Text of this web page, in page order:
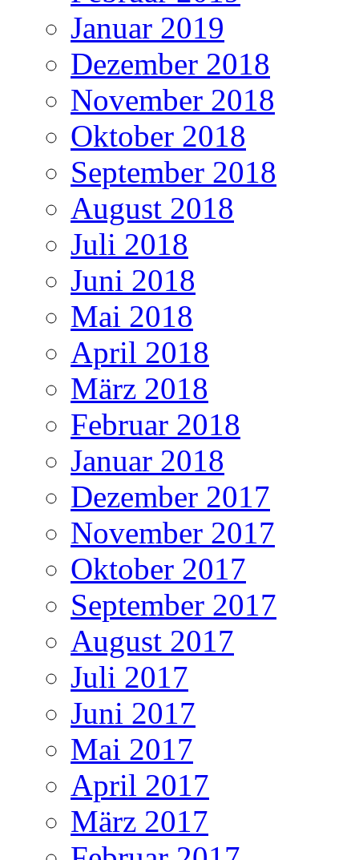
Januar 2019
Dezember 2018
November 2018
Oktober 2018
September 2018
August 2018
Juli 2018
Juni 2018
Mai 2018
April 2018
März 2018
Februar 2018
Januar 2018
Dezember 2017
November 2017
Oktober 2017
September 2017
August 2017
Juli 2017
Juni 2017
Mai 2017
April 2017
März 2017